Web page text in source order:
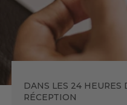
DANS LES 24
RÉCEPTION